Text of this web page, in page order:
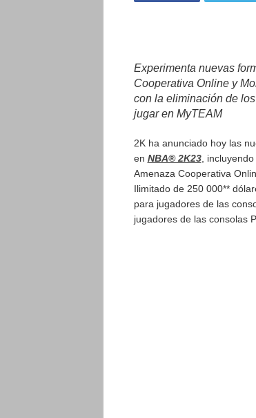
Experimenta nuevas
Cooperativa Online y
con la eliminación de
jugar en MyTEAM
2K ha anunciado hoy las
en NBA® 2K23,
Amenaza Cooperativa
Ilimitado de 250 000**
para jugadores de las
jugadores de las consolas